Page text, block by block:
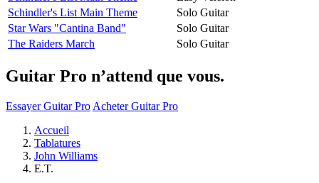
Schindler's List Main Theme
Solo Guitar
Star Wars "Cantina Band"
Solo Guitar
The Raiders March
Solo Guitar
Guitar Pro n’attend que vous.
Essayer Guitar Pro Acheter Guitar Pro
Accueil
Tablatures
John Williams
E.T.